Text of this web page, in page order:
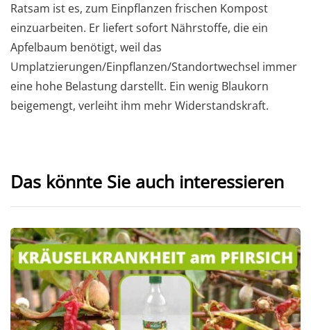
Ratsam ist es, zum Einpflanzen frischen Kompost
einzuarbeiten. Er liefert sofort Nährstoffe, die ein
Apfelbaum benötigt, weil das
Umplatzierungen/Einpflanzen/Standortwechsel immer
eine hohe Belastung darstellt. Ein wenig Blaukorn
beigemengt, verleiht ihm mehr Widerstandskraft.
Das könnte Sie auch interessieren